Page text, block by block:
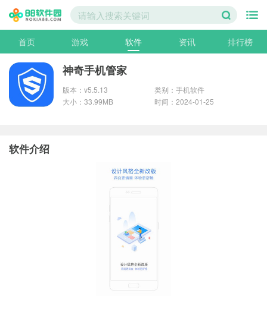
首页 游戏 软件 资讯 排行榜
神奇手机管家
版本：v5.5.13
类别：手机软件
大小：33.99MB
时间：2024-01-25
软件介绍